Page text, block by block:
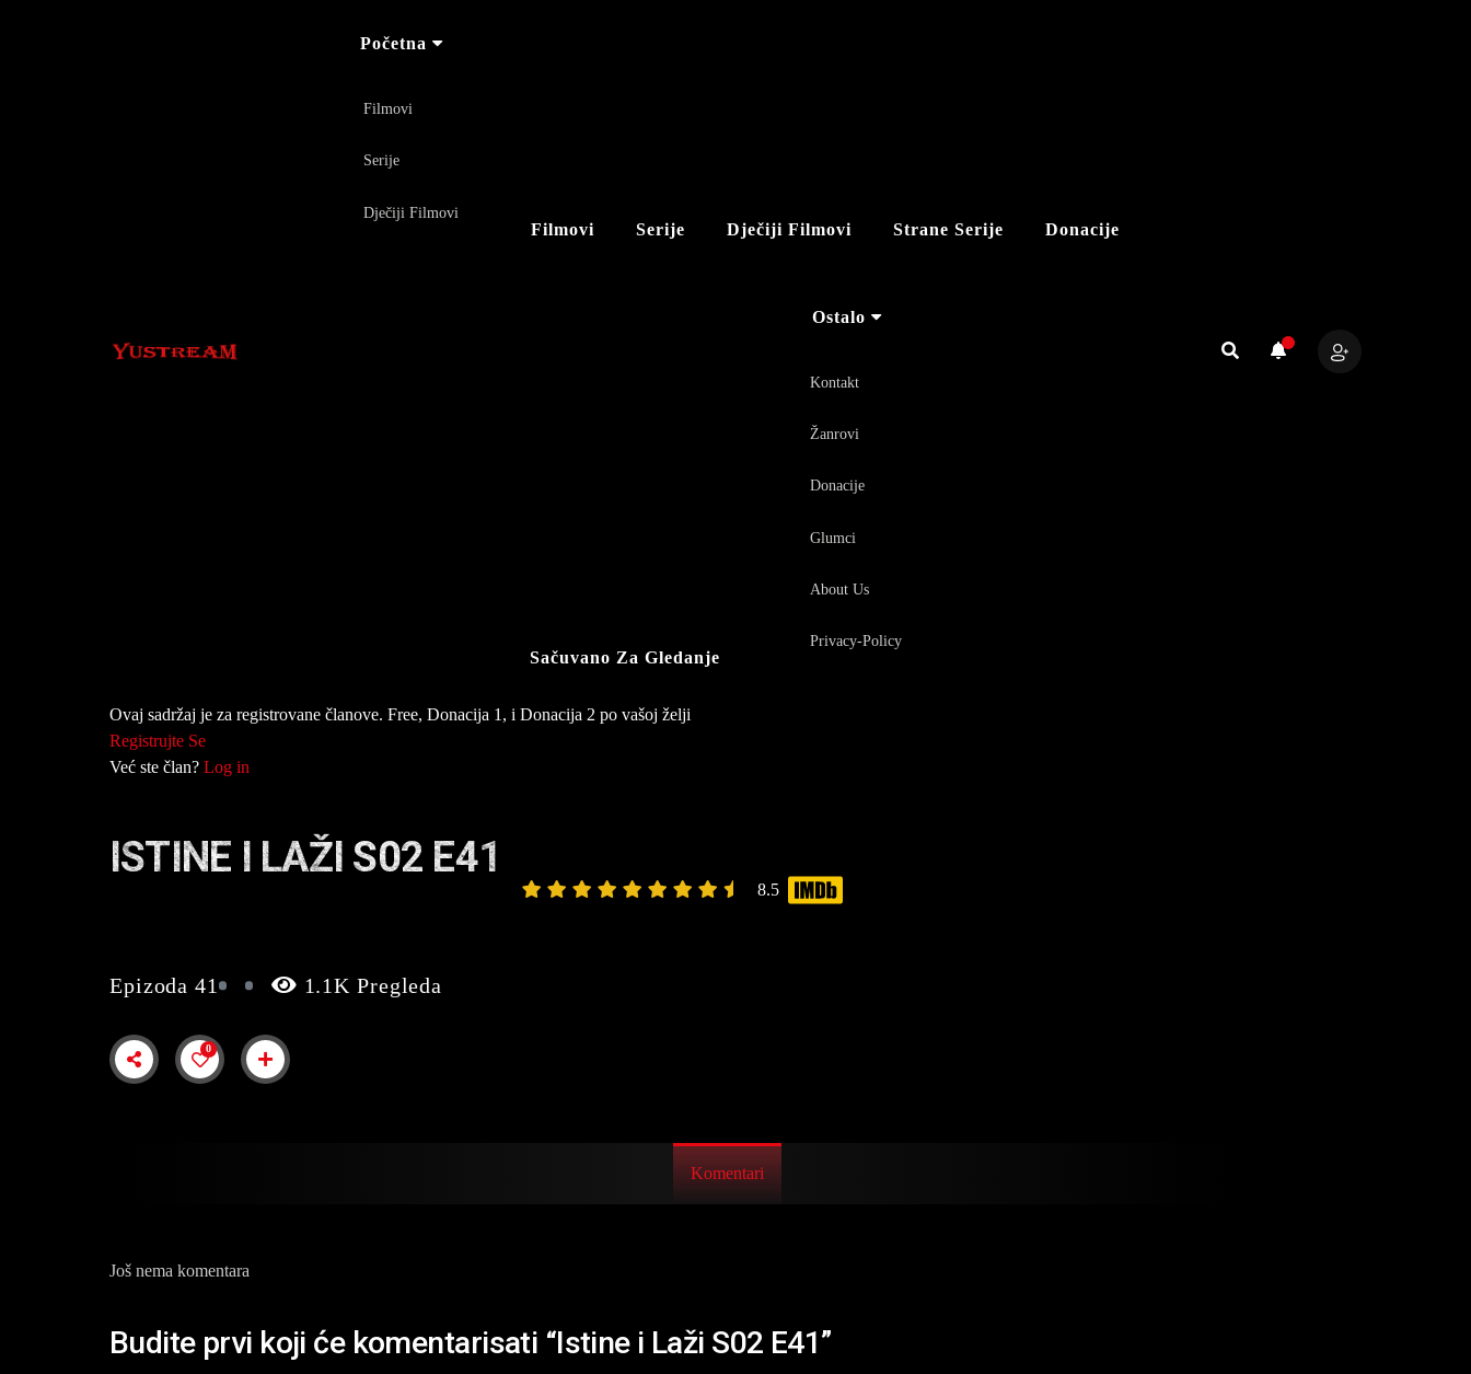
Početna
Filmovi
Serije
Dječiji Filmovi
Filmovi Serije Dječiji Filmovi Strane Serije Donacije
Sačuvano Za Gledanje
Ostalo
Kontakt
Žanrovi
Donacije
Glumci
About Us
Privacy-Policy
Ovaj sadržaj je za registrovane članove. Free, Donacija 1, i Donacija 2 po vašoj želji
Registrujte Se
Već ste član? Log in
ISTINE I LAŽI S02 E41
8.5
Epizoda 41 1.1K Pregleda
0
Komentari
Još nema komentara
Budite prvi koji će komentarisati “Istine i Laži S02 E41”